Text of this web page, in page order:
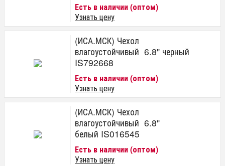
Есть в наличии (оптом)
Узнать цену
(ИСА.МСК) Чехол
влагоустойчивый 6.8" черный
IS792668
Есть в наличии (оптом)
Узнать цену
(ИСА.МСК) Чехол
влагоустойчивый 6.8"
белый IS016545
Есть в наличии (оптом)
Узнать цену